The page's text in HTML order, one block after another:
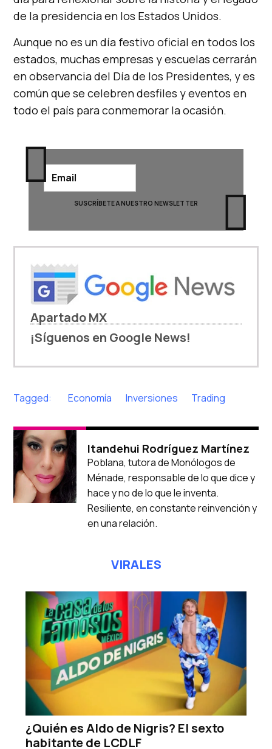
de la presidencia en los Estados Unidos.
Aunque no es un día festivo oficial en todos los
estados, muchas empresas y escuelas cerrarán
en observancia del Día de los Presidentes, y es
común que se celebren desfiles y eventos en
todo el país para conmemorar la ocasión.
Apartado MX
¡Síguenos en Google News!
Tagged: Economía Inversiones Trading
Itandehui Rodríguez Martínez
Poblana, tutora de Monólogos de
Ménade, responsable de lo que dice y
hace y no de lo que le inventa.
Resiliente, en constante reinvención y
en una relación.
VIRALES
¿Quién es Aldo de Nigris? El sexto
habitante de LCDLF